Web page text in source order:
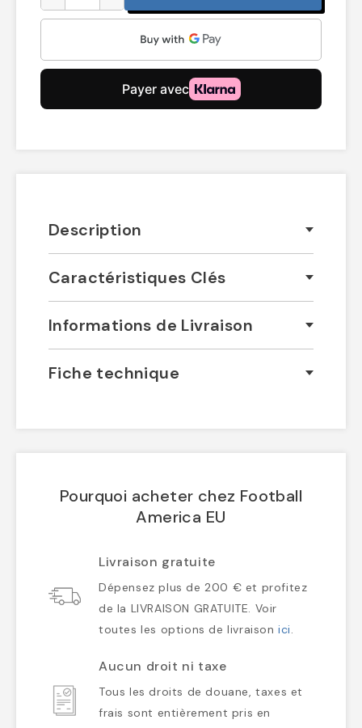
Description
Caractéristiques Clés
Informations de Livraison
Fiche technique
Pourquoi acheter chez Football
America EU
Livraison gratuite
Dépensez plus de 200 € et profitez
de la LIVRAISON GRATUITE. Voir
toutes les options de livraisonici.
Aucun droit ni taxe
Tous les droits de douane, taxes et
frais sont entièrement pris en